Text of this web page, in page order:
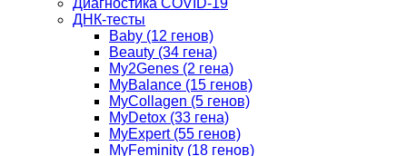
Диагностика COVID-19
ДНК-тесты
Baby (12 генов)
Beauty (34 гена)
My2Genes (2 гена)
MyBalance (15 генов)
MyCollagen (5 генов)
MyDetox (33 гена)
MyExpert (55 генов)
MyFeminity (18 генов)